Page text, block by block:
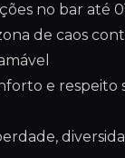
no bar até
de caos
e respeito